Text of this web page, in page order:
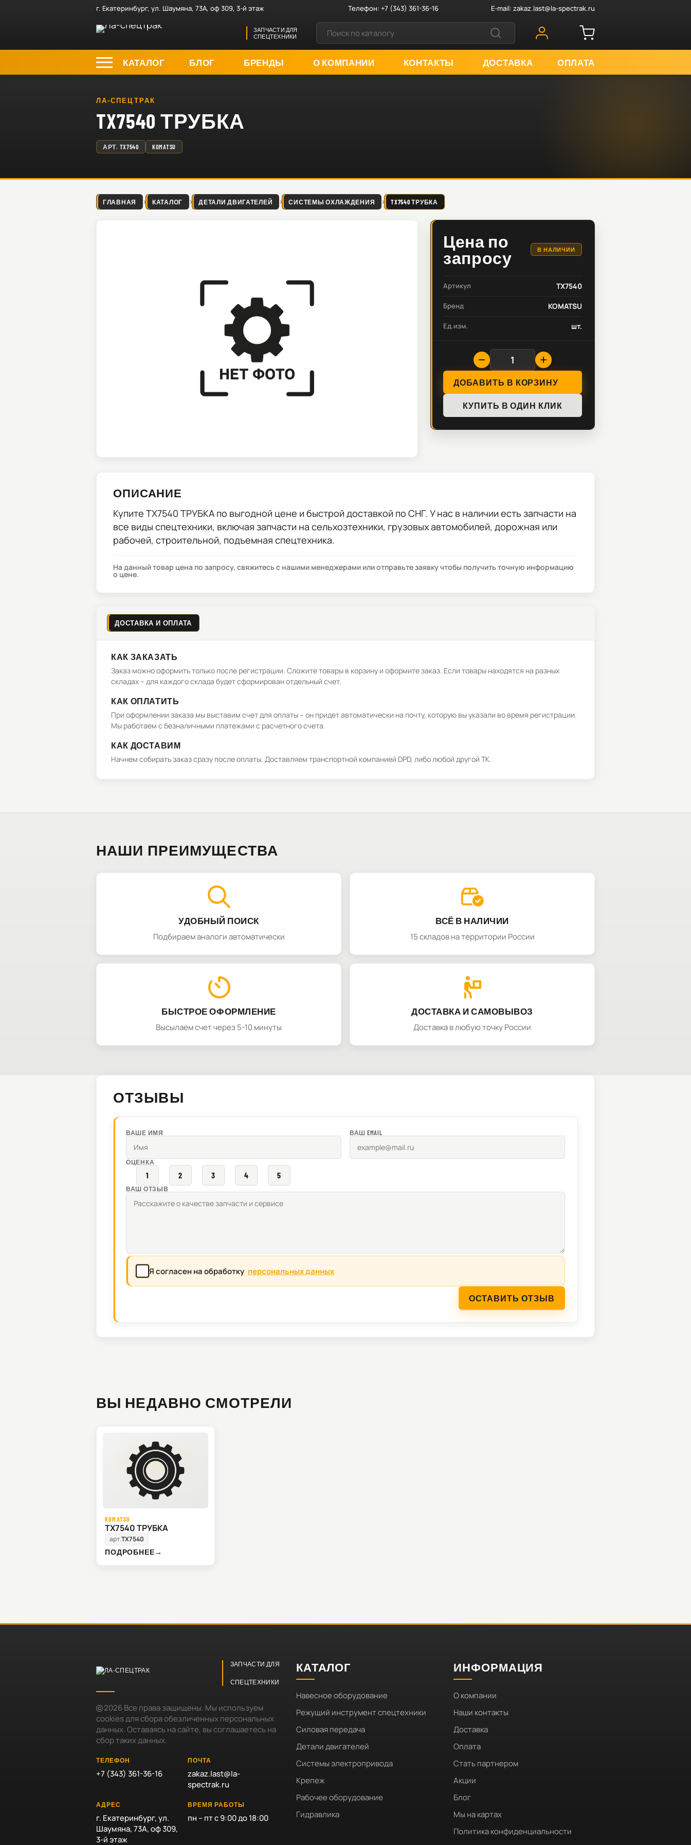
г. Екатеринбург, ул. Шаумяна, 73А, оф 309, 3-й этаж Телефон:+7 (343) 361-36-16 E-mail: zakaz.last@la-spectrak.ru
ЗАПЧАСТИ ДЛЯ
СПЕЦТЕХНИКИ
КАТАЛОГ БЛОГ БРЕНДЫ О КОМПАНИИ КОНТАКТЫ ДОСТАВКА ОПЛАТА
ЛА-СПЕЦТРАК
TX7540 ТРУБКА
АРТ. TX7540 KOMATSU
ГЛАВНАЯ КАТАЛОГ ДЕТАЛИ ДВИГАТЕЛЕЙ СИСТЕМЫ ОХЛАЖДЕНИЯ TX7540 ТРУБКА
Цена по
запросу
В НАЛИЧИИ
Артикул TX7540
Бренд KOMATSU
Ед.изм. шт.
ДОБАВИТЬ В КОРЗИНУ
КУПИТЬ В ОДИН КЛИК
ОПИСАНИЕ
Купите TX7540 ТРУБКА по выгодной цене и быстрой доставкой по СНГ. У нас в наличии есть запчасти на
все виды спецтехники, включая запчасти на сельхозтехники, грузовых автомобилей, дорожная или
рабочей, строительной, подъемная спецтехника.
На данный товар цена по запросу, свяжитесь с нашими менеджерами или отправьте заявку чтобы получить точную информацию
о цене.
ДОСТАВКА И ОПЛАТА
КАК ЗАКАЗАТЬ
Заказ можно оформить только после регистрации. Сложите товары в корзину и оформите заказ. Если товары находятся на разных
складах – для каждого склада будет сформирован отдельный счет.
КАК ОПЛАТИТЬ
При оформлении заказа мы выставим счет для оплаты – он придет автоматически на почту, которую вы указали во время регистрации.
Мы работаем с безналичными платежами с расчетного счета.
КАК ДОСТАВИМ
Начнем собирать заказ сразу после оплаты. Доставляем транспортной компанией DPD, либо любой другой ТК.
НАШИ ПРЕИМУЩЕСТВА
УДОБНЫЙ ПОИСК
Подбираем аналоги автоматически
ВСЁ В НАЛИЧИИ
15 складов на территории России
БЫСТРОЕ ОФОРМЛЕНИЕ
Высылаем счет через 5-10 минуты
ДОСТАВКА И САМОВЫВОЗ
Доставка в любую точку России
ОТЗЫВЫ
ВАШЕ ИМЯ ВАШ EMAIL
ОЦЕНКА
1 2 3 4 5
ВАШ ОТЗЫВ
Я согласен на обработку персональных данных
ОСТАВИТЬ ОТЗЫВ
ВЫ НЕДАВНО СМОТРЕЛИ
KOMATSU
TX7540 ТРУБКА
арт.TX7540
ПОДРОБНЕЕ→
ЗАПЧАСТИ ДЛЯ
СПЕЦТЕХНИКИ
2026Все права защищены. Мы используем
cookies для сбора обезличенных персональных
данных. Оставаясь на сайте, вы соглашаетесь на
сбор таких данных.
ТЕЛЕФОН
+7 (343) 361-36-16
ПОЧТА
zakaz.last@la-
spectrak.ru
АДРЕС
г. Екатеринбург, ул.
Шаумяна, 73А, оф 309,
3-й этаж
ВРЕМЯ РАБОТЫ
пн – пт с 9:00 до 18:00
КАТАЛОГ
Навесное оборудование
Режущий инструмент спецтехники
Силовая передача
Детали двигателей
Системы электропривода
Крепеж
Рабочее оборудование
Гидравлика
ИНФОРМАЦИЯ
О компании
Наши контакты
Доставка
Оплата
Стать партнером
Акции
Блог
Мы на картах
Политика конфиденциальности